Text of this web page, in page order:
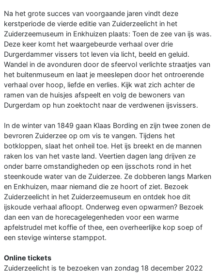
Na het grote succes van voorgaande jaren vindt deze
kerstperiode de vierde editie van Zuiderzeelicht in het
Zuiderzeemuseum in Enkhuizen plaats: Toen de zee van ijs was.
Deze keer komt het waargebeurde verhaal over drie
Durgerdammer vissers tot leven via licht, beeld en geluid.
Wandel in de avonduren door de sfeervol verlichte straatjes van
het buitenmuseum en laat je meeslepen door het ontroerende
verhaal over hoop, liefde en verlies. Kijk wat zich achter de
ramen van de huisjes afspeelt en volg de bewoners van
Durgerdam op hun zoektocht naar de verdwenen ijsvissers.
In de winter van 1849 gaan Klaas Bording en zijn twee zonen de
bevroren Zuiderzee op om vis te vangen. Tijdens het
botkloppen, slaat het onheil toe. Het ijs breekt en de mannen
raken los van het vaste land. Veertien dagen lang drijven ze
onder barre omstandigheden op een ijsschots rond in het
steenkoude water van de Zuiderzee. Ze dobberen langs Marken
en Enkhuizen, maar niemand die ze hoort of ziet. Bezoek
Zuiderzeelicht in het Zuiderzeemuseum en ontdek hoe dit
ijskoude verhaal afloopt. Onderweg even opwarmen? Bezoek
dan een van de horecagelegenheden voor een warme
apfelstrudel met koffie of thee, een overheerlijke kop soep of
een stevige winterse stamppot.
Online tickets
Zuiderzeelicht is te bezoeken van zondag 18 december 2022